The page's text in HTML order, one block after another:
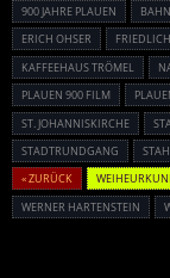
900 JAHRE PLAUEN
ERICH OHSER
KAFFEEHAUS TRÖMEL
PLAUEN 900 FILM
ST. JOHANNISKIRCHE
STADTRUNDGANG
« ZURÜCK
WERNER HARTENSTEIN